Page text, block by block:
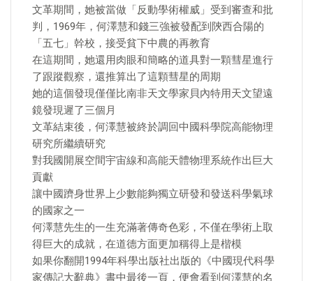
文革期間，她被當做「反動學術權威」受到審查和批
判，1969年，何澤慧和錢三強被發配到陝西合陽的
「五七」幹校，接受貧下中農的再教育
在這期間，她還用肉眼和簡略的道具對一顆彗星進行
了跟蹤觀察，還推算出了這顆彗星的周期
她的這個發現僅僅比南非天文學家貝內特用天文望遠
鏡發現遲了三個月
文革結束後，何澤慧被終於調回中國科學院高能物理
研究所繼續研究
對我國開展空間宇宙線和高能天體物理系統作出巨大
貢獻
讓中國躋身世界上少數能夠獨立研發和發送科學氣球
的國家之一
何澤慧先生的一生充滿著傳奇色彩，不僅在學術上取
得巨大的成就，在道德方面更加稱得上是楷模
如果你翻開1994年科學出版社出版的《中國現代科學
家傳記大辭典》書中最後一頁，便會看到何澤慧的名